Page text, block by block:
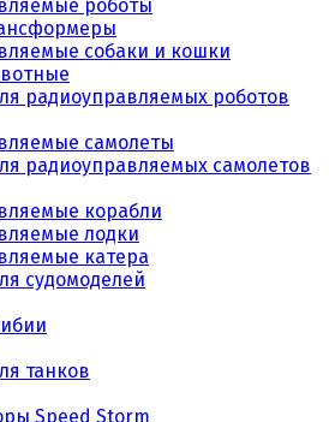
роботы
собаки и кошки
радиоуправляемых роботов
самолеты
радиоуправляемых самолетов
корабли
лодки
катера
судомоделей
танков
Speed Storm